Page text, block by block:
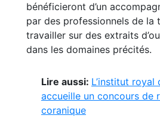
bénéficieront d’un
par des professionnels de la
travailler sur des extraits
dans les domaines précités.
Lire aussi: L’institut royal
accueille un concours de
coranique